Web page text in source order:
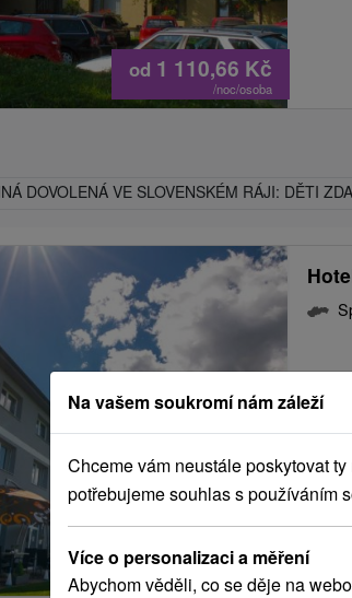
od 1 110,66 Kč
/noc/osoba
DOVOLENÁ VE SLOVENSKÉM RÁJI: DĚTI
Na vašem soukromí nám záleží
Chceme vám neustále poskytovat
potřebujeme souhlas s používáním
Více o personalizaci a měření
Abychom věděli, co se děje na